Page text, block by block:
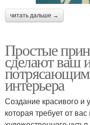
читать дальше →
Простые
сделают ваш
интерьера
Создание красивого и
которая требует от